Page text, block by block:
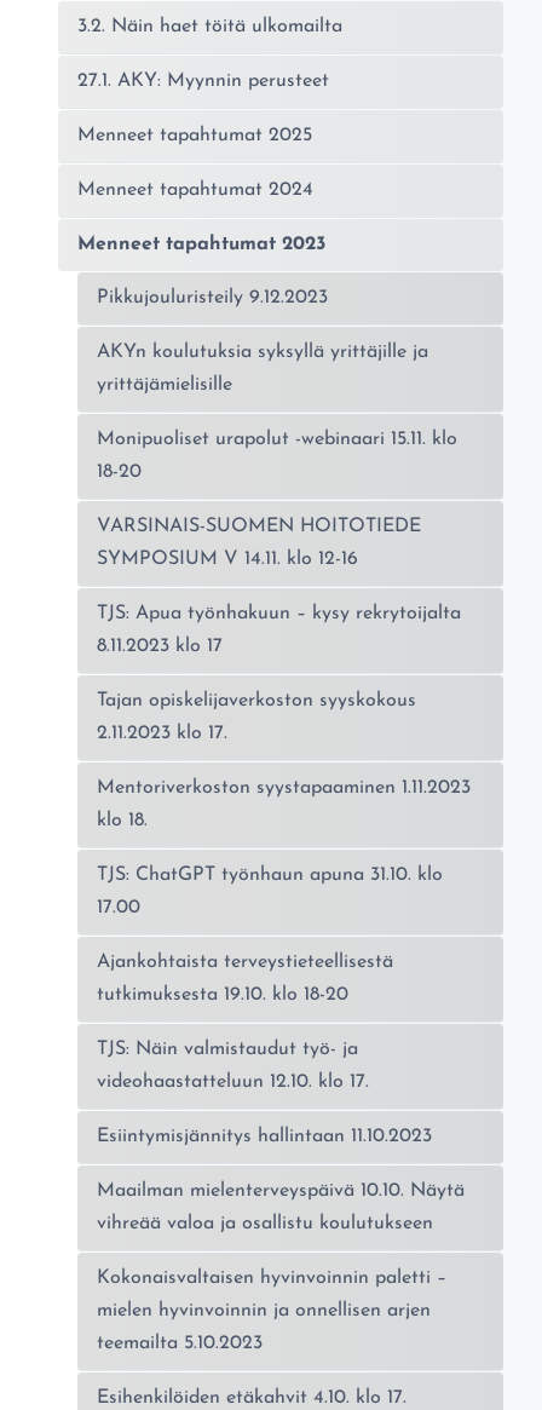
3.2. Näin haet töitä ulkomailta
27.1. AKY: Myynnin perusteet
Menneet tapahtumat 2025
Menneet tapahtumat 2024
Menneet tapahtumat 2023
Pikkujouluristeily 9.12.2023
AKYn koulutuksia syksyllä yrittäjille ja
yrittäjämielisille
Monipuoliset urapolut -webinaari 15.11. klo
18-20
VARSINAIS-SUOMEN HOITOTIEDE
SYMPOSIUM V 14.11. klo 12-16
TJS: Apua työnhakuun – kysy rekrytoijalta
8.11.2023 klo 17
Tajan opiskelijaverkoston syyskokous
2.11.2023 klo 17.
Mentoriverkoston syystapaaminen 1.11.2023
klo 18.
TJS: ChatGPT työnhaun apuna 31.10. klo
17.00
Ajankohtaista terveystieteellisestä
tutkimuksesta 19.10. klo 18-20
TJS: Näin valmistaudut työ- ja
videohaastatteluun 12.10. klo 17.
Esiintymisjännitys hallintaan 11.10.2023
Maailman mielenterveyspäivä 10.10. Näytä
vihreää valoa ja osallistu koulutukseen
Kokonaisvaltaisen hyvinvoinnin paletti –
mielen hyvinvoinnin ja onnellisen arjen
teemailta 5.10.2023
Esihenkilöiden etäkahvit 4.10. klo 17.